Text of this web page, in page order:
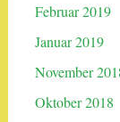
Februar 2019
Januar 2019
November
Oktober 2018